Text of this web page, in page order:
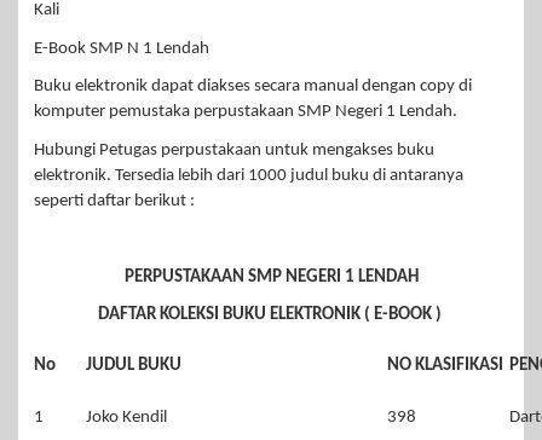
Kali
E-Book SMP N 1 Lendah
Buku elektronik dapat diakses secara manual dengan copy di
komputer pemustaka perpustakaan SMP Negeri 1 Lendah.
Hubungi Petugas perpustakaan untuk mengakses buku
elektronik. Tersedia lebih dari 1000 judul buku di antaranya
seperti daftar berikut :
PERPUSTAKAAN SMP NEGERI 1 LENDAH
DAFTAR KOLEKSI BUKU ELEKTRONIK ( E-BOOK )
No JUDUL BUKU NO KLASIFIKASI
1 Joko Kendil 398